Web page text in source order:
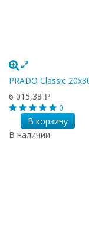
PRADO Classic
6 015,38 Р
0
В корзину
В наличии